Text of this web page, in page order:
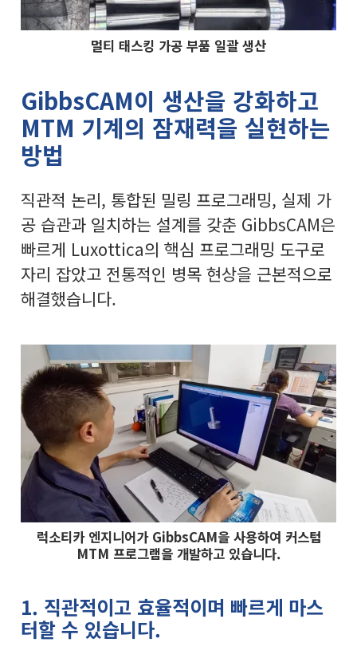
멀티 태스킹 가공 부품 일괄 생산
GibbsCAM이 생산을 강화하고
MTM 기계의 잠재력을 실현하는
방법
직관적 논리, 통합된 밀링 프로그래밍, 실제 가
공 습관과 일치하는 설계를 갖춘 GibbsCAM은
빠르게 Luxottica의 핵심 프로그래밍 도구로
자리 잡았고 전통적인 병목 현상을 근본적으로
해결했습니다.
럭소티카 엔지니어가 GibbsCAM을 사용하여 커스텀
MTM 프로그램을 개발하고 있습니다.
1. 직관적이고 효율적이며 빠르게 마스
터할 수 있습니다.